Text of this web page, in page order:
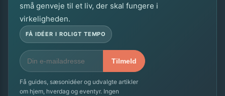
små genveje til et liv, der skal fungere i
virkeligheden.
FÅ IDÉER I ROLIGT TEMPO
Tilmeld
Få guides, sæsonidéer og udvalgte artikler
om hjem, hverdag og eventyr. Ingen